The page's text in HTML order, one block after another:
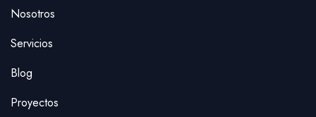
Nosotros
Servicios
Blog
Proyectos